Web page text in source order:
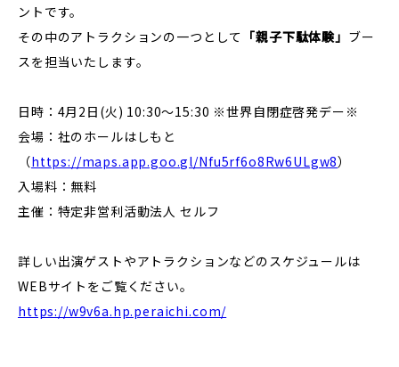
ントです。
その中のアトラクションの一つとして 「親子下駄体験」 ブー
スを担当いたします。
日時：4月2日(火) 10:30〜15:30 ※世界自閉症啓発デー※
会場：社のホールはしもと
（https://maps.app.goo.gl/Nfu5rf6o8Rw6ULgw8）
入場料：無料
主催：特定非営利活動法人 セルフ
詳しい出演ゲストやアトラクションなどのスケジュールは
WEBサイトをご覧ください。
https://w9v6a.hp.peraichi.com/